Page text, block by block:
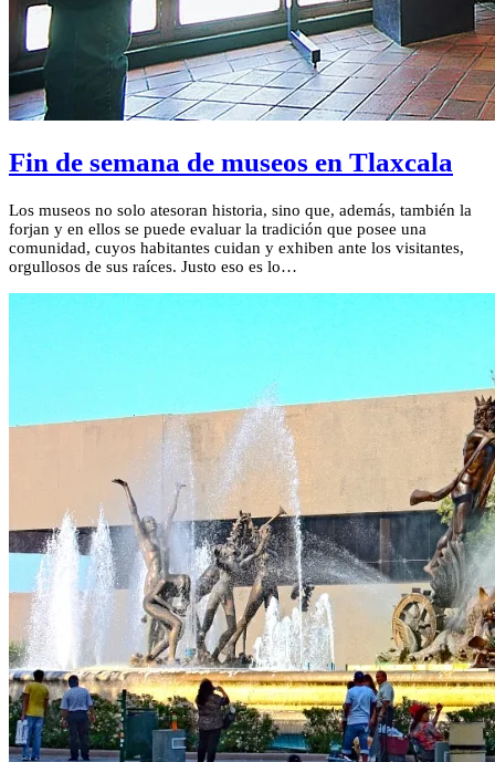
Fin de semana de museos en Tlaxcala
Los museos no solo atesoran historia, sino que, además, también la
forjan y en ellos se puede evaluar la tradición que posee una
comunidad, cuyos habitantes cuidan y exhiben ante los visitantes,
orgullosos de sus raíces. Justo eso es lo…